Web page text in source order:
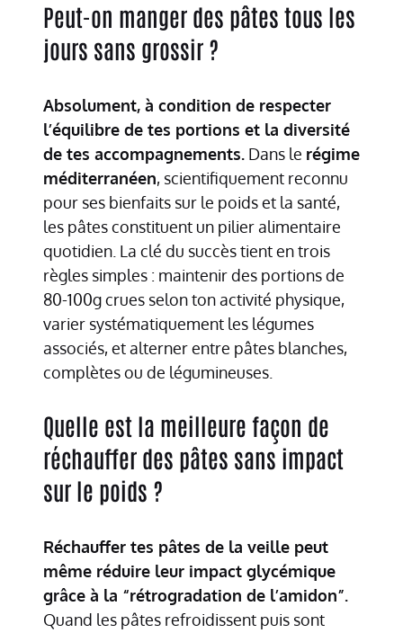
Peut-on manger des pâtes tous les
jours sans grossir ?
Absolument, à condition de respecter
l’équilibre de tes portions et la diversité
de tes accompagnements. Dans le régime
méditerranéen, scientifiquement reconnu
pour ses bienfaits sur le poids et la santé,
les pâtes constituent un pilier alimentaire
quotidien. La clé du succès tient en trois
règles simples : maintenir des portions de
80-100g crues selon ton activité physique,
varier systématiquement les légumes
associés, et alterner entre pâtes blanches,
complètes ou de légumineuses.
Quelle est la meilleure façon de
réchauffer des pâtes sans impact
sur le poids ?
Réchauffer tes pâtes de la veille peut
même réduire leur impact glycémique
grâce à la “rétrogradation de l’amidon”.
Quand les pâtes refroidissent puis sont